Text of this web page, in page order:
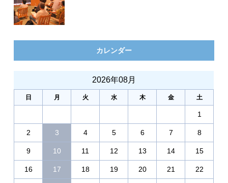
カレンダー
2026年08月
日 月 火 水 木 金 土
1
2 3 4 5 6 7 8
9 10 11 12 13 14 15
16 17 18 19 20 21 22